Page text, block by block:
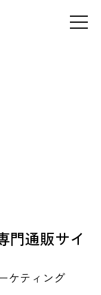
門通販サイ
ケティング